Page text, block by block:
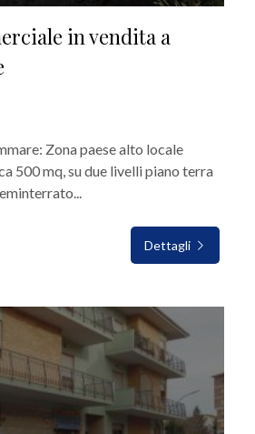
in vendita a
Zona paese alto locale
500 mq, su due livelli piano terra
Dettagli